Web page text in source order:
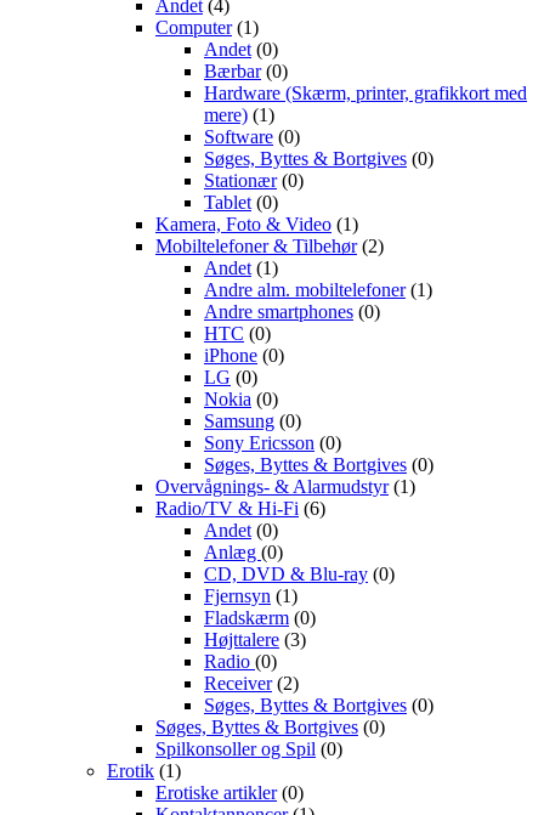
Andet (4)
Computer(1)
Andet (0)
Bærbar(0)
Hardware (Skærm, printer, grafikkort med
mere) (1)
Software (0)
Søges, Byttes & Bortgives (0)
Stationær(0)
Tablet (0)
Kamera, Foto & Video (1)
Mobiltelefoner & Tilbehør(2)
Andet (1)
Andre alm. mobiltelefoner(1)
Andre smartphones (0)
HTC (0)
iPhone (0)
LG (0)
Nokia (0)
Samsung (0)
Sony Ericsson (0)
Søges, Byttes & Bortgives (0)
Overvågnings- & Alarmudstyr(1)
Radio/TV & Hi-Fi (6)
Andet (0)
Anlæg (0)
CD, DVD & Blu-ray (0)
Fjernsyn (1)
Fladskærm (0)
Højttalere (3)
Radio (0)
Receiver(2)
Søges, Byttes & Bortgives (0)
Søges, Byttes & Bortgives (0)
Spilkonsoller og Spil (0)
Erotik (1)
Erotiske artikler(0)